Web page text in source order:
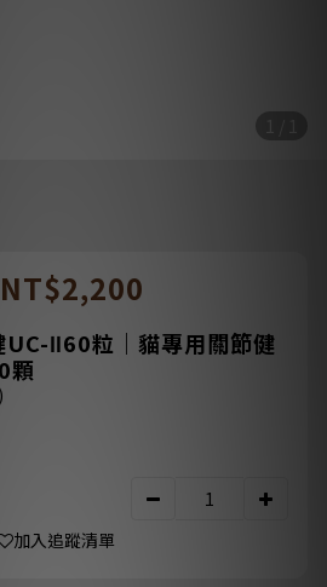
UC-Ⅱ60粒｜貓專用關節健
顆
)
加入追蹤清單